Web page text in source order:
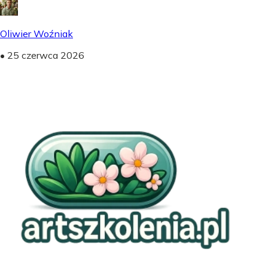
Oliwier Woźniak
• 25 czerwca 2026